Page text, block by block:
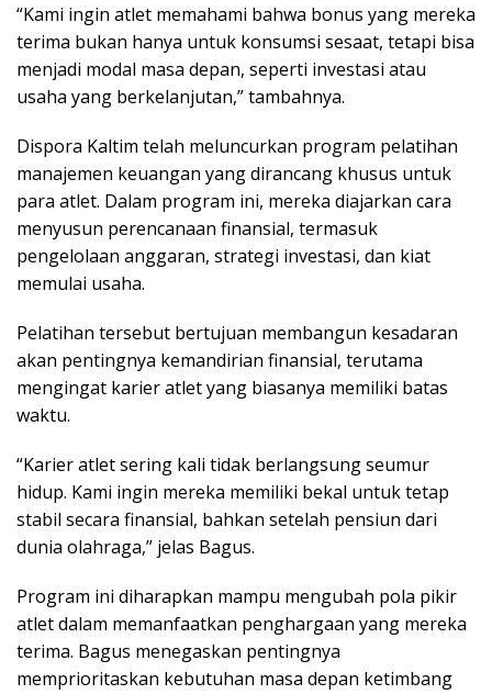
“Kami ingin atlet memahami bahwa bonus yang mereka
terima bukan hanya untuk konsumsi sesaat, tetapi bisa
menjadi modal masa depan, seperti investasi atau
usaha yang berkelanjutan,” tambahnya.
Dispora Kaltim telah meluncurkan program pelatihan
manajemen keuangan yang dirancang khusus untuk
para atlet. Dalam program ini, mereka diajarkan cara
menyusun perencanaan finansial, termasuk
pengelolaan anggaran, strategi investasi, dan kiat
memulai usaha.
Pelatihan tersebut bertujuan membangun kesadaran
akan pentingnya kemandirian finansial, terutama
mengingat karier atlet yang biasanya memiliki batas
waktu.
“Karier atlet sering kali tidak berlangsung seumur
hidup. Kami ingin mereka memiliki bekal untuk tetap
stabil secara finansial, bahkan setelah pensiun dari
dunia olahraga,” jelas Bagus.
Program ini diharapkan mampu mengubah pola pikir
atlet dalam memanfaatkan penghargaan yang mereka
terima. Bagus menegaskan pentingnya
memprioritaskan kebutuhan masa depan ketimbang